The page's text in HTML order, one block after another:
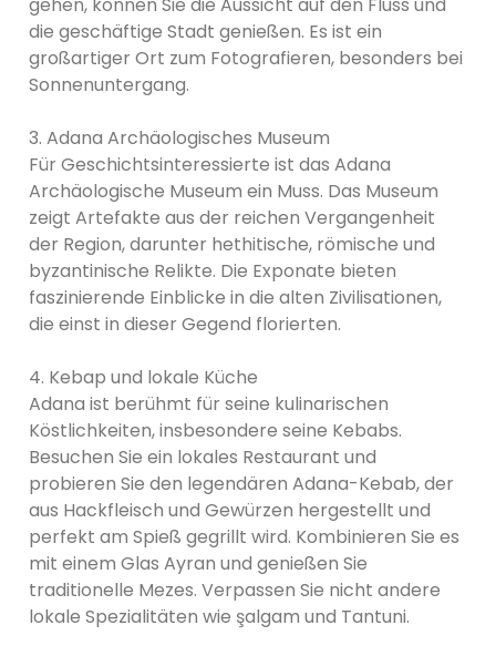
gehen, können Sie die Aussicht auf den Fluss und
die geschäftige Stadt genießen. Es ist ein
großartiger Ort zum Fotografieren, besonders bei
Sonnenuntergang.
3. Adana Archäologisches Museum
Für Geschichtsinteressierte ist das Adana
Archäologische Museum ein Muss. Das Museum
zeigt Artefakte aus der reichen Vergangenheit
der Region, darunter hethitische, römische und
byzantinische Relikte. Die Exponate bieten
faszinierende Einblicke in die alten Zivilisationen,
die einst in dieser Gegend florierten.
4. Kebap und lokale Küche
Adana ist berühmt für seine kulinarischen
Köstlichkeiten, insbesondere seine Kebabs.
Besuchen Sie ein lokales Restaurant und
probieren Sie den legendären Adana-Kebab, der
aus Hackfleisch und Gewürzen hergestellt und
perfekt am Spieß gegrillt wird. Kombinieren Sie es
mit einem Glas Ayran und genießen Sie
traditionelle Mezes. Verpassen Sie nicht andere
lokale Spezialitäten wie şalgam und Tantuni.